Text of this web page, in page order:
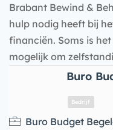
Bedrijf
Brabant Bewind &
hulp nodig heeft bij
financiën. Soms is
mogelijk om
Buro
Buro Budget